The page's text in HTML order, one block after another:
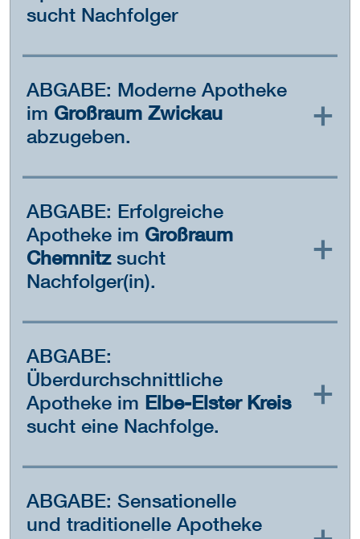
sucht Nachfolger
ABGABE: Moderne Apotheke
im Großraum Zwickau
abzugeben.
ABGABE: Erfolgreiche
Apotheke im Großraum
Chemnitzsucht
Nachfolger(in).
ABGABE:
Überdurchschnittliche
Apotheke im Elbe-Elster Kreis
sucht eine Nachfolge.
ABGABE: Sensationelle
und traditionelle Apotheke